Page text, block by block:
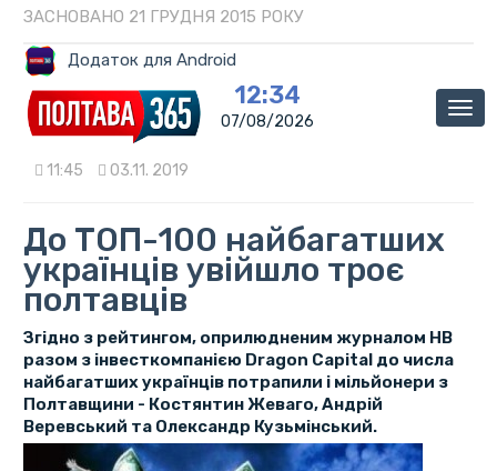
ЗАСНОВАНО 21 ГРУДНЯ 2015 РОКУ
Додаток для Android
12:34
07/08/2026
11:45 03.11. 2019
До ТОП-100 найбагатших
українців увійшло троє
полтавців
Згідно з рейтингом, оприлюдненим журналом НВ
разом з інвесткомпанією Dragon Capital до числа
найбагатших українців потрапили і мільйонери з
Полтавщини - Костянтин Жеваго, Андрій
Веревський та Олександр Кузьмінський.